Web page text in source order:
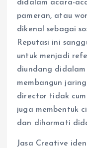
didalam acara-
pameran, atau
dikenal sebagai
Reputasi ini
untuk menjadi
diundang didalam
membangun
director tidak
juga membentuk
dan dihormati
Jasa Creative